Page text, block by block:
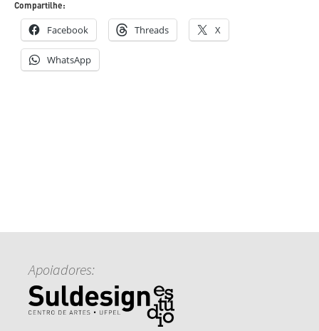
Compartilhe:
Facebook Threads X
WhatsApp
Apoiadores: